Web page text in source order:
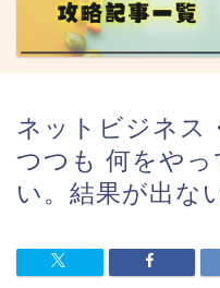
ネットビジネス
つつも 何をや
い。結果が出な